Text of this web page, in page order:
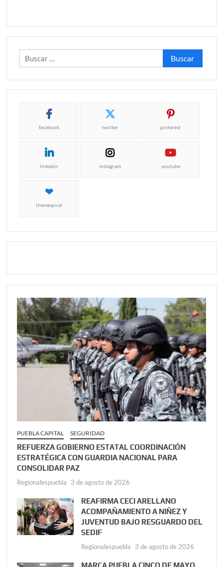
Buscar:
facebook twitter pinterest
linkedin instagram youtube
themespiral
PUEBLA CAPITAL SEGURIDAD
REFUERZA GOBIERNO ESTATAL COORDINACIÓN
ESTRATÉGICA CON GUARDIA NACIONAL PARA
CONSOLIDAR PAZ
Regionalespuebla 3 de agosto de 2026
REAFIRMA CECI ARELLANO
ACOMPAÑAMIENTO A NIÑEZ Y
JUVENTUD BAJO RESGUARDO DEL
SEDIF
Regionalespuebla 3 de agosto de 2026
MARCA PUEBLA CINCO DE MAYO